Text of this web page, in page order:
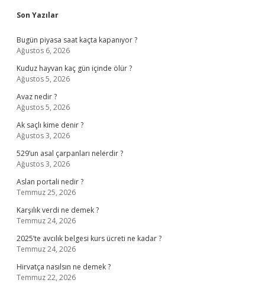
Sidebar
Son Yazılar
Bugün piyasa saat kaçta kapanıyor ?
Ağustos 6, 2026
Kuduz hayvan kaç gün içinde ölür ?
Ağustos 5, 2026
Avaz nedir ?
Ağustos 5, 2026
Ak saçlı kime denir ?
Ağustos 3, 2026
529’un asal çarpanları nelerdir ?
Ağustos 3, 2026
Aslan portali nedir ?
Temmuz 25, 2026
Karşılık verdi ne demek ?
Temmuz 24, 2026
2025’te avcılık belgesi kurs ücreti ne kadar ?
Temmuz 24, 2026
Hirvatça nasılsın ne demek ?
Temmuz 22, 2026